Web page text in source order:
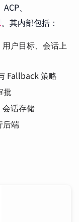
、
。其内部包括：
用户目标、会话上
Fallback 策略
批
会话存储
后端